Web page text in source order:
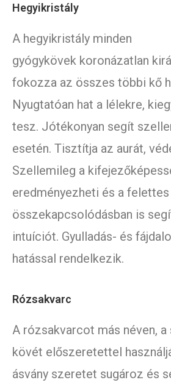
Hegyikristály
A hegyikristály minden
gyógykövek koronázatlan
fokozza az összes többi kő
Nyugtatóan hat a lélekre,
tesz. Jótékonyan segít
esetén. Tisztítja az aurát,
Szellemileg a
eredményezheti és a
összekapcsolódásban is
intuíciót. Gyulladás- és
hatással rendelkezik.
Rózsakvarc
A rózsakvarcot más néven,
kövét előszeretettel
ásvány szeretet sugároz és